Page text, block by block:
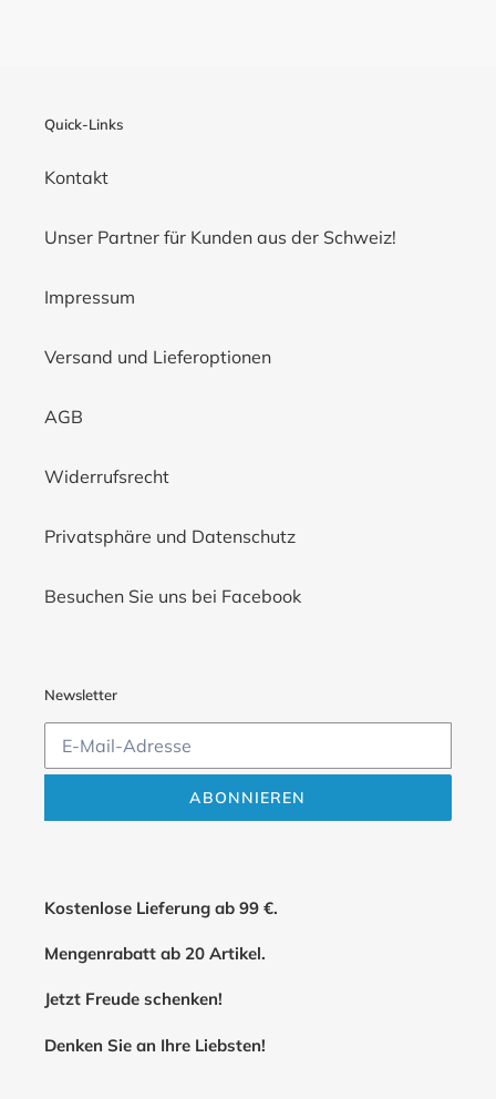
Quick-Links
Kontakt
Unser Partner für Kunden aus der Schweiz!
Impressum
Versand und Lieferoptionen
AGB
Widerrufsrecht
Privatsphäre und Datenschutz
Besuchen Sie uns bei Facebook
Newsletter
ABONNIEREN
Kostenlose Lieferung ab 99 €.
Mengenrabatt ab 20 Artikel.
Jetzt Freude schenken!
Denken Sie an Ihre Liebsten!